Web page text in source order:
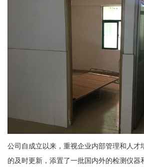
公司自成立以来，重视企业内部管理和人才
的及时更新，添置了一批国内外的检测仪器